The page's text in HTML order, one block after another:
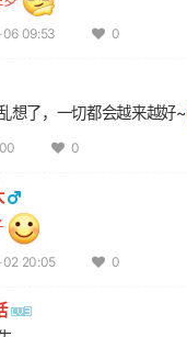
09:53 0
想了，一切都会越来越好~
0
20:05 0